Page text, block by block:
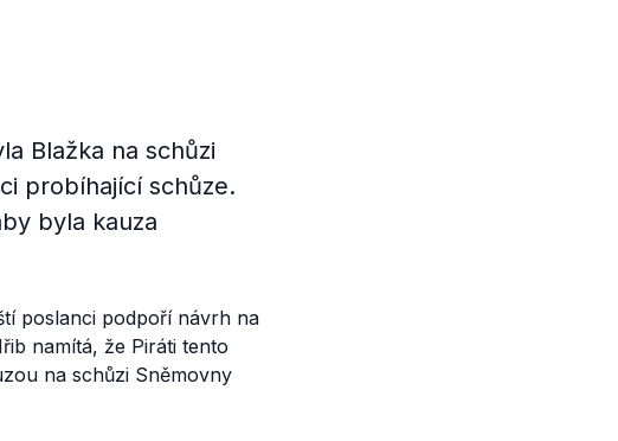
Blažka na schůzi
probíhající schůze.
byla kauza
poslanci podpoří návrh na
namítá, že Piráti tento
na schůzi Sněmovny